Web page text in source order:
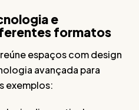
e
formatos
espaços com design
avançada para
exemplos: